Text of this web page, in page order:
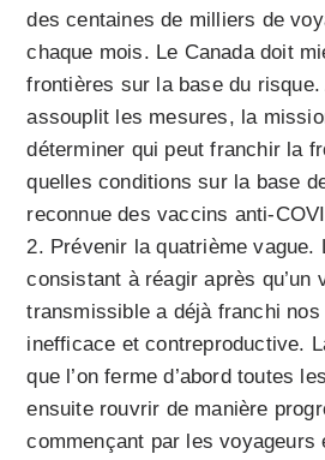
des centaines de milliers de
chaque mois. Le Canada doit
frontières sur la base du risque.
assouplit les mesures, la
déterminer qui peut franchir la
quelles conditions sur la base
reconnue des vaccins anti-
Prévenir la quatrième vague.
consistant à réagir après qu’un
transmissible a déjà franchi
inefficace et contreproductive.
que l’on ferme d’abord toutes
ensuite rouvrir de manière
commençant par les voyageurs